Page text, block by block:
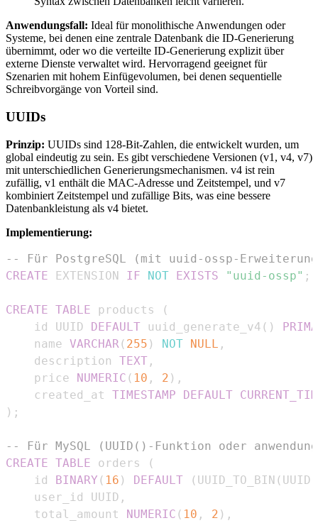
Anwendungsfall: Ideal für monolithische Anwendungen oder
Systeme, bei denen eine zentrale Datenbank die ID-Generierung
übernimmt, oder wo die verteilte ID-Generierung explizit über
externe Dienste verwaltet wird. Hervorragend geeignet für
Szenarien mit hohem Einfügevolumen, bei denen sequentielle
Schreibvorgänge von Vorteil sind.
UUIDs
Prinzip: UUIDs sind 128-Bit-Zahlen, die entwickelt wurden, um
global eindeutig zu sein. Es gibt verschiedene Versionen (v1, v4, v7)
mit unterschiedlichen Generierungsmechanismen. v4 ist rein
zufällig, v1 enthält die MAC-Adresse und Zeitstempel, und v7
kombiniert Zeitstempel und zufällige Bits, was eine bessere
Datenbankleistung als v4 bietet.
Implementierung:
-- Für PostgreSQL (mit uuid-ossp-
CREATE EXTENSION IF NOT EXISTS "uuid-ossp" ;
CREATE TABLE products
(
    id UUID
DEFAULT uuid_generate_v4 ( )
    name
VARCHAR ( 255 ) NOT NULL ,
    description
TEXT ,
    price
NUMERIC ( 10 , 2 ) ,
    created_at
TIMESTAMP DEFAULT
) ;
-- Für MySQL (UUID()-Funktion oder
CREATE TABLE orders
(
    id
BINARY ( 16 ) DEFAULT ( UUID_TO_BIN ( UUID
    user_id UUID
,
    total_amount
NUMERIC ( 10 , 2 ) ,